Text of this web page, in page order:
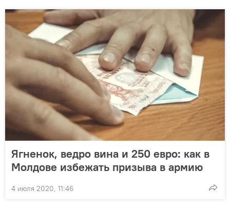
Ягненок, ведро вина и 250 евро: как в
Молдове избежать призыва в армию
4 июля 2020, 11:46